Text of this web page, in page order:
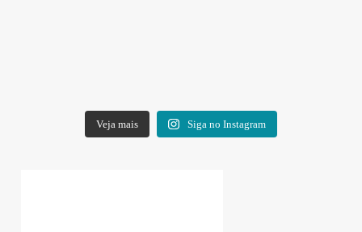
Veja mais Siga no Instagram